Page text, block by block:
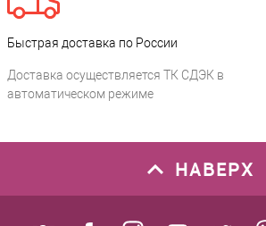
Быстрая доставка по России
Доставка осуществляется ТК СДЭК в
автоматическом режиме
НАВЕРХ